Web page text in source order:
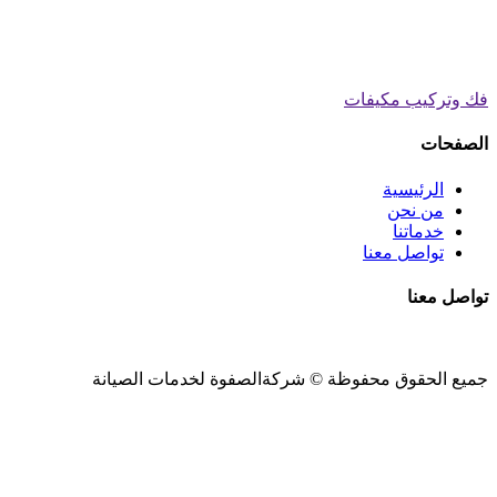
فك وتركيب مكيفات
الصفحات
الرئيسية
من نحن
خدماتنا
تواصل معنا
تواصل معنا
جميع الحقوق محفوظة © شركةالصفوة لخدمات الصيانة